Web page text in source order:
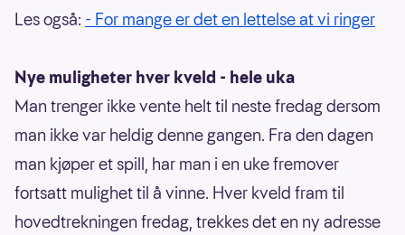
Les også: - For mange er det en lettelse at vi ringer
Nye muligheter hver kveld - hele uka
Man trenger ikke vente helt til neste fredag dersom
man ikke var heldig denne gangen. Fra den dagen
man kjøper et spill, har man i en uke fremover
fortsatt mulighet til å vinne. Hver kveld fram til
hovedtrekningen fredag, trekkes det en ny adresse